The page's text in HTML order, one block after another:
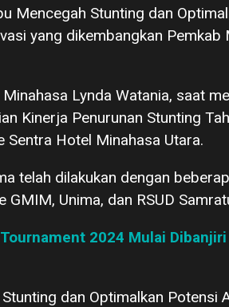
Mencegah Stunting dan
yang dikembangkan Pemkab
Lynda Watania, saat
Kinerja Penurunan Stunting
Hotel Minahasa Utara.
telah dilakukan dengan
Unima, dan RSUD
2024 Mulai
dan Optimalkan Potensi